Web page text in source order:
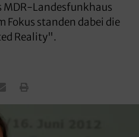
MDR-Landesfunkhaus
Fokus standen dabei die
Reality".